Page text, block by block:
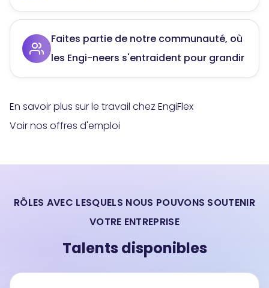
Faites partie de notre communauté, où
les Engi-neers s'entraident pour grandir
En savoir plus sur le travail chez EngiFlex
Voir nos offres d'emploi
RÔLES AVEC LESQUELS NOUS POUVONS SOUTENIR
VOTRE ENTREPRISE
Talents disponibles